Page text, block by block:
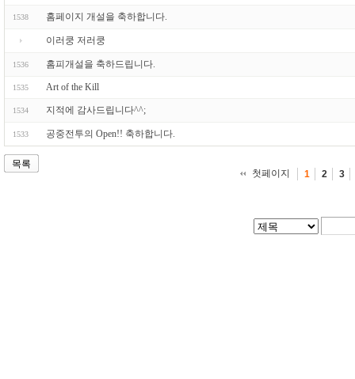
1538 홈페이지 개설을 축하합니다.
이러쿵 저러쿵
1536 홈피개설을 축하드립니다.
1535 Art of the Kill
1534 지적에 감사드립니다^^;
1533 공중전투의 Open!! 축하합니다.
목록
첫페이지
1 2 3